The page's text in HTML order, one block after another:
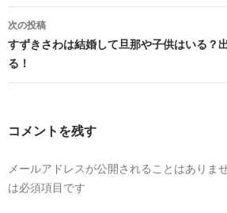
ナ
ビ
ゲ
シ
ン
次の投稿
すずきさわは結婚して旦那や子供はいる？
る！
コメントを残す
メールアドレスが公開されることはありませ
は必須項目です